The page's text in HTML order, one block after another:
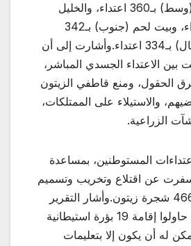
محافظات رام الله (وسط) بـ360 اعتداء، والخليل
(جنوب) بـ348 اعتداء، وبيت لحم (جنوب) بـ342
اعتداء، ونابلس (شمال) بـ334 اعتداء.وأشارت إلى أن
بين الاعتداء الجسدي المباشر،
الحقول، ومنع قاطفي الزيتون
والاستيلاء على الممتلكات،
الزراعية.
المستوطنين، بمساعدة
عن اقتلاع وتخريب وتسميم
1986 شجرة، منها 466 شجرة زيتون.وأشار التقرير
إلى أن المستوطنين حاولوا إقامة 19 بؤرة استيطانية
له أن يكون إلا بتعليمات